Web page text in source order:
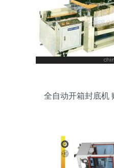
全自动开箱封底机